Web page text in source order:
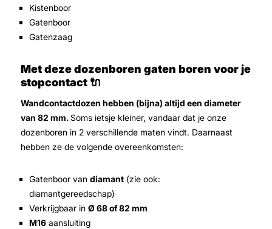
Kistenboor
Gatenboor
Gatenzaag
Met deze dozenboren gaten boren voor je
stopcontact 🔌
Wandcontactdozen hebben (bijna) altijd een diameter
van 82 mm.Soms ietsje kleiner, vandaar dat je onze
dozenboren in 2 verschillende maten vindt. Daarnaast
hebben ze de volgende overeenkomsten:
Gatenboor vandiamant (zie ook:
diamantgereedschap)
Verkrijgbaar inØ 68 of 82 mm
M16 aansluiting